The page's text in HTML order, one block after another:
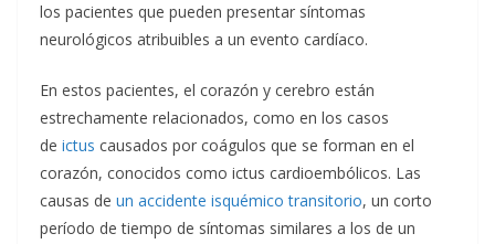
los pacientes que pueden presentar síntomas
neurológicos atribuibles a un evento cardíaco.
En estos pacientes, el corazón y cerebro están
estrechamente relacionados, como en los casos
de ictus causados por coágulos que se forman en el
corazón, conocidos como ictus cardioembólicos. Las
causas de un accidente isquémico transitorio, un corto
período de tiempo de síntomas similares a los de un